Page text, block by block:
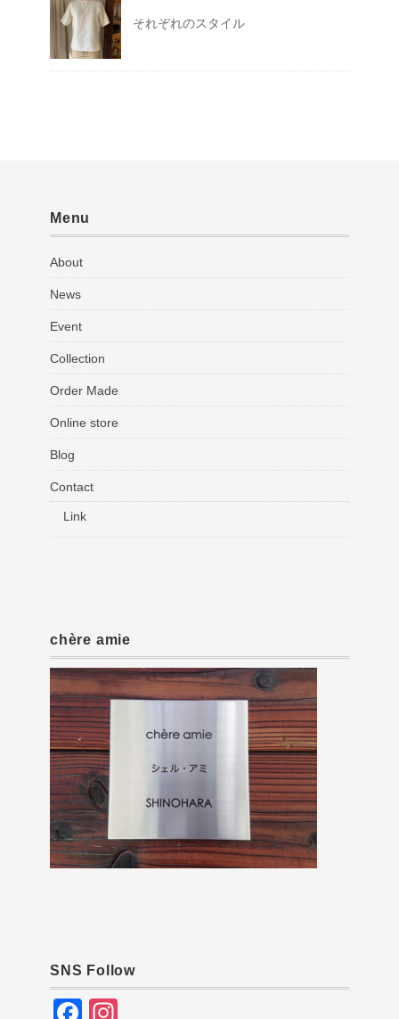
それぞれのスタイル
Menu
About
News
Event
Collection
Order Made
Online store
Blog
Contact
Link
chère amie
SNS Follow